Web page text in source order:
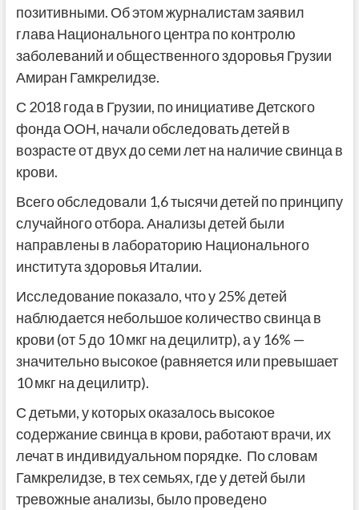
позитивными. Об этом журналистам заявил
глава Национального центра по контролю
заболеваний и общественного здоровья Грузии
Амиран Гамкрелидзе.
С 2018 года в Грузии, по инициативе Детского
фонда ООН, начали обследовать детей в
возрасте от двух до семи лет на наличие свинца в
крови.
Всего обследовали 1,6 тысячи детей по принципу
случайного отбора. Анализы детей были
направлены в лабораторию Национального
института здоровья Италии.
Исследование показало, что у 25% детей
наблюдается небольшое количество свинца в
крови (от 5 до 10 мкг на децилитр), а у 16% —
значительно высокое (равняется или превышает
10 мкг на децилитр).
С детьми, у которых оказалось высокое
содержание свинца в крови, работают врачи, их
лечат в индивидуальном порядке. По словам
Гамкрелидзе, в тех семьях, где у детей были
тревожные анализы, было проведено